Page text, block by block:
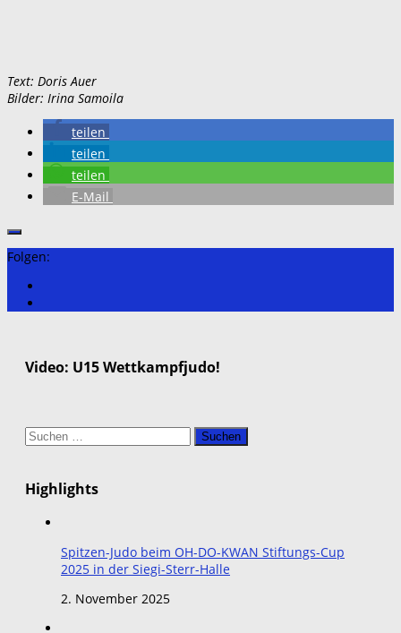
Text: Doris Auer
Bilder: Irina Samoila
teilen
teilen
teilen
E-Mail
Folgen:
Video: U15 Wettkampfjudo!
Suchen
nach:
Highlights
Spitzen-Judo beim OH-DO-KWAN Stiftungs-Cup
2025 in der Siegi-Sterr-Halle
2. November 2025